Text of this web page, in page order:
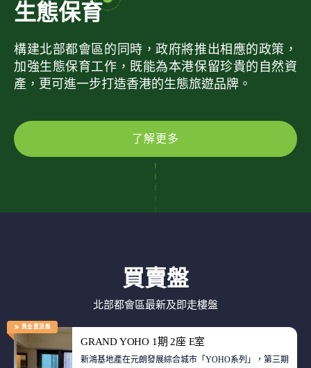
生態保育
構建北部都會區的同時，政府將推出相應的政策，
加強生態保育工作，既能為本港保留珍貴的自然資
產，更可進一步打造香港的生態旅遊品牌。
了解更多
買賣盤
北部都會區最新及即走樓盤
黃金置頂盤
GRAND YOHO 1期 2座 E室